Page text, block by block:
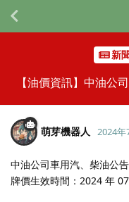
新
【油價資訊】中油公
萌芽機器人 2024年
中油公司車用汽、柴油公
牌價生效時間：2024 年